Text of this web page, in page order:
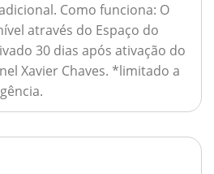
Como funciona: O
através do Espaço do
30 dias após ativação do
Xavier Chaves. *limitado a